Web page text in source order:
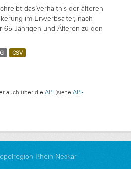
das Verhältnis der älteren
im Erwerbsalter, nach
65-Jährigen und Älteren zu den
CSV
auch über die API (siehe API-
Rhein-Neckar